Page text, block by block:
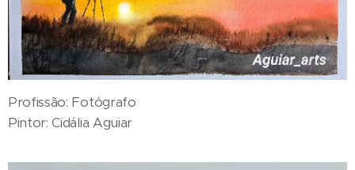
Profissão: Fotógrafo
Pintor: Cidália Aguiar